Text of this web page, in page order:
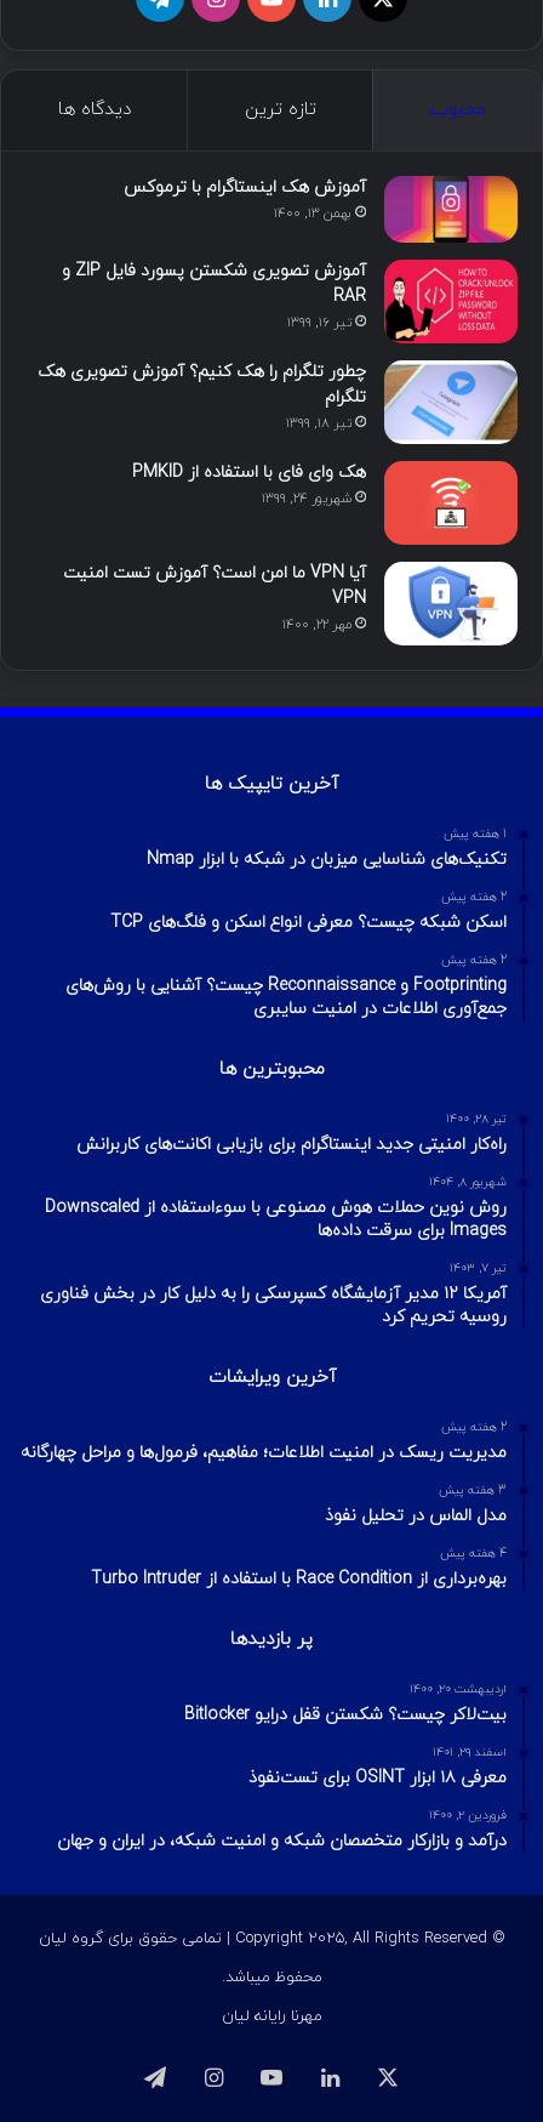
د
ی
ن
و
ت
گ
ا
ا
محبوب تازه ترین دیدگاه ها
آموزش هک اینستاگرام با ترموکس
بهمن ۱۳, ۱۴۰۰
آموزش تصویری شکستن پسورد فایل ZIP و
RAR
تیر ۱۶, ۱۳۹۹
چطور تلگرام را هک کنیم؟ آموزش تصویری هک
تلگرام
تیر ۱۸, ۱۳۹۹
هک وای فای با استفاده از PMKID
شهریور ۲۴, ۱۳۹۹
آیا VPN ما امن است؟ آموزش تست امنیت
VPN
مهر ۲۲, ۱۴۰۰
آخرین تایپیک ها
1 هفته پیش
تکنیک‌های شناسایی میزبان در شبکه با ابزار Nmap
2 هفته پیش
اسکن شبکه چیست؟ معرفی انواع اسکن و فلگ‌های TCP
2 هفته پیش
Footprinting و Reconnaissance چیست؟ آشنایی با روش‌های
جمع‌آوری اطلاعات در امنیت سایبری
محبوبترین ها
تیر ۲۸, ۱۴۰۰
راه‌کار امنیتی جدید اینستاگرام برای بازیابی اکانت‌های کاربرانش
شهریور ۸, ۱۴۰۴
روش نوین حملات هوش مصنوعی با سوءاستفاده از Downscaled
Images برای سرقت داده‌ها
تیر ۷, ۱۴۰۳
آمریکا ۱۲ مدیر آزمایشگاه کسپرسکی را به دلیل کار در بخش فناوری
روسیه تحریم کرد
آخرین ویرایشات
2 هفته پیش
مدیریت ریسک در امنیت اطلاعات؛ مفاهیم، فرمول‌ها و مراحل چهارگانه
3 هفته پیش
مدل الماس در تحلیل نفوذ
4 هفته پیش
بهره‌برداری از Race Condition با استفاده از Turbo Intruder
پر بازدیدها
اردیبهشت ۲۰, ۱۴۰۰
بیت‌لاکر چیست؟ شکستن قفل درایو Bitlocker
اسفند ۲۹, ۱۴۰۱
معرفی ۱۸ ابزار OSINT برای تست‌نفوذ
فروردین ۲, ۱۴۰۰
درآمد و بازارکار متخصصان شبکه و امنیت شبکه، در ایران و جهان
© Copyright 2025, All Rights Reserved | تمامی حقوق برای گروه لیان
محفوظ میباشد.
مهرنا رایانه لیان
ایکس لینکداین یوتیوب اینستاگرام